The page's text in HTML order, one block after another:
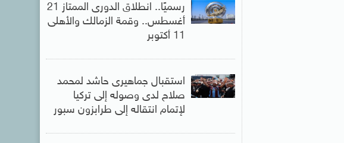
رسميًا.. انطلاق الدورى الممتاز 21
أغسطس.. وقمة الزمالك والأهلى
11 أكتوبر
استقبال جماهيرى حاشد لمحمد
صلاح لدى وصوله إلى تركيا
لإتمام انتقاله إلى طرابزون سبور